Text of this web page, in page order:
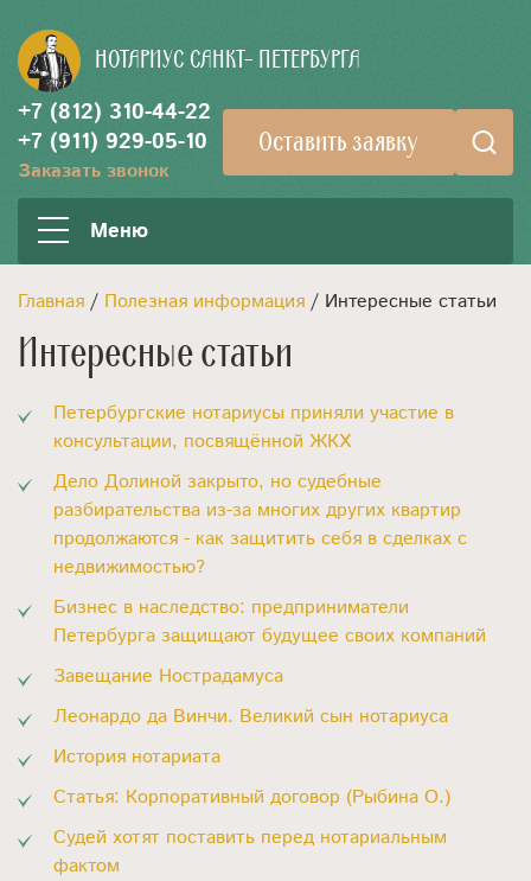
НОТАРИУС САНКТ- ПЕТЕРБУРГА
+7 (812) 310-44-22
+7 (911) 929-05-10
Заказать звонок
Оставить заявку
Меню
Главная / Полезная информация / Интересные статьи
Интересные статьи
Петербургские нотариусы приняли участие в
консультации, посвящённой ЖКХ
Дело Долиной закрыто, но судебные
разбирательства из-за многих других квартир
продолжаются - как защитить себя в сделках с
недвижимостью?
Бизнес в наследство: предприниматели
Петербурга защищают будущее своих компаний
Завещание Нострадамуса
Леонардо да Винчи. Великий сын нотариуса
История нотариата
Статья: Корпоративный договор (Рыбина О.)
Судей хотят поставить перед нотариальным
фактом